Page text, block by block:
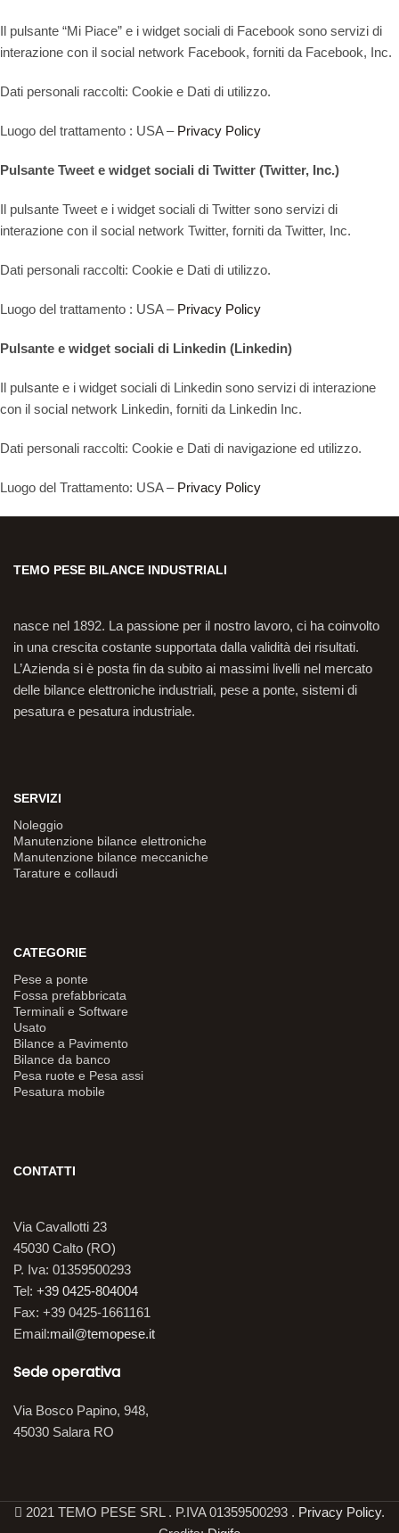
Il pulsante “Mi Piace” e i widget sociali di Facebook sono servizi di
interazione con il social network Facebook, forniti da Facebook, Inc.
Dati personali raccolti: Cookie e Dati di utilizzo.
Luogo del trattamento : USA – Privacy Policy
Pulsante Tweet e widget sociali di Twitter (Twitter, Inc.)
Il pulsante Tweet e i widget sociali di Twitter sono servizi di
interazione con il social network Twitter, forniti da Twitter, Inc.
Dati personali raccolti: Cookie e Dati di utilizzo.
Luogo del trattamento : USA – Privacy Policy
Pulsante e widget sociali di Linkedin (Linkedin)
Il pulsante e i widget sociali di Linkedin sono servizi di interazione
con il social network Linkedin, forniti da Linkedin Inc.
Dati personali raccolti: Cookie e Dati di navigazione ed utilizzo.
Luogo del Trattamento: USA – Privacy Policy
TEMO PESE BILANCE INDUSTRIALI
nasce nel 1892. La passione per il nostro lavoro, ci ha coinvolto
in una crescita costante supportata dalla validità dei risultati.
L’Azienda si è posta fin da subito ai massimi livelli nel mercato
delle bilance elettroniche industriali, pese a ponte, sistemi di
pesatura e pesatura industriale.
SERVIZI
Noleggio
Manutenzione bilance elettroniche
Manutenzione bilance meccaniche
Tarature e collaudi
CATEGORIE
Pese a ponte
Fossa prefabbricata
Terminali e Software
Usato
Bilance a Pavimento
Bilance da banco
Pesa ruote e Pesa assi
Pesatura mobile
CONTATTI
Via Cavallotti 23
45030 Calto (RO)
P. Iva: 01359500293
Tel: +39 0425-804004
Fax: +39 0425-1661161
Email:mail@temopese.it
Sede operativa
Via Bosco Papino, 948,
45030 Salara RO
2021 TEMO PESE SRL . P.IVA 01359500293 . Privacy Policy.